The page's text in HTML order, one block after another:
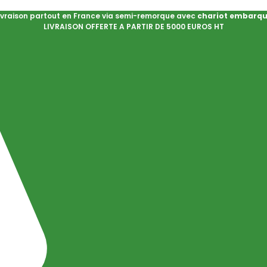
partout en France via semi-remorque avec chariot
LIVRAISON OFFERTE A PARTIR DE 5000 EUROS HT